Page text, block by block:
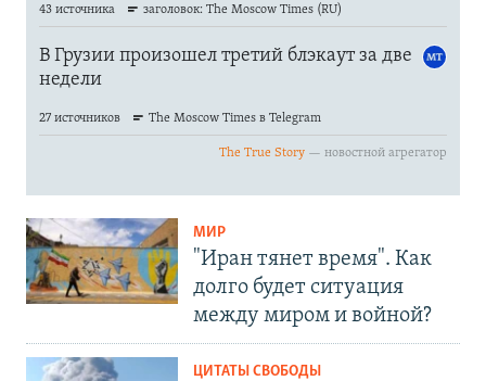
МИР
"Иран тянет время". Как
долго будет ситуация
между миром и войной?
ЦИТАТЫ СВОБОДЫ